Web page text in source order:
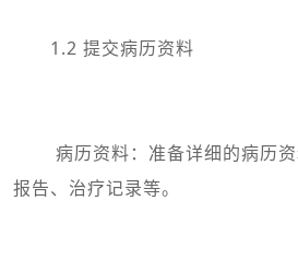
1.2 提交病历资料
病历资料：准备详细的病历资
报告、治疗记录等。